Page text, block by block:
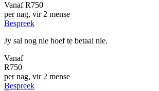
Vanaf R750
per nag, vir 2 mense
Bespreek
Jy sal nog nie hoef te betaal nie.
Vanaf
R750
per nag, vir 2 mense
Bespreek